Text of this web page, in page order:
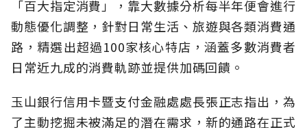
「百大指定消費」，靠大數據分析每半年便會進行
動態優化調整，針對日常生活、旅遊與各類消費通
路，精選出超過100家核心特店，涵蓋多數消費者
日常近九成的消費軌跡並提供加碼回饋。
玉山銀行信用卡暨支付金融處處長張正志指出，為
了主動挖掘未被滿足的潛在需求，新的通路在正式